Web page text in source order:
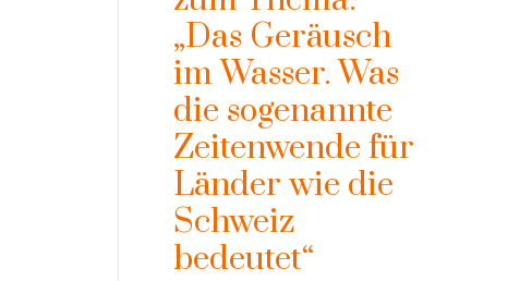
„Das Geräusch
im Wasser. Was
die sogenannte
Zeitenwende für
Länder wie die
Schweiz
bedeutet“